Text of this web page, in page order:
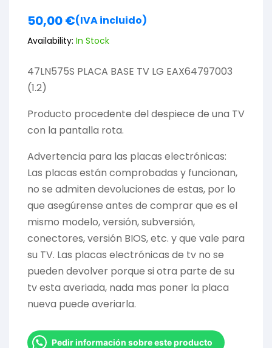
50,00€(IVA incluido)
Availability: In Stock
47LN575S PLACA BASE TV LG EAX64797003
(1.2)
Producto procedente del despiece de una TV
con la pantalla rota.
Advertencia para las placas electrónicas:
Las placas están comprobadas y funcionan,
no se admiten devoluciones de estas, por lo
que asegúrense antes de comprar que es el
mismo modelo, versión, subversión,
conectores, versión BIOS, etc. y que vale para
su TV. Las placas electrónicas de tv no se
pueden devolver porque si otra parte de su
tv esta averiada, nada mas poner la placa
nueva puede averiarla.
Pedir información sobre este producto